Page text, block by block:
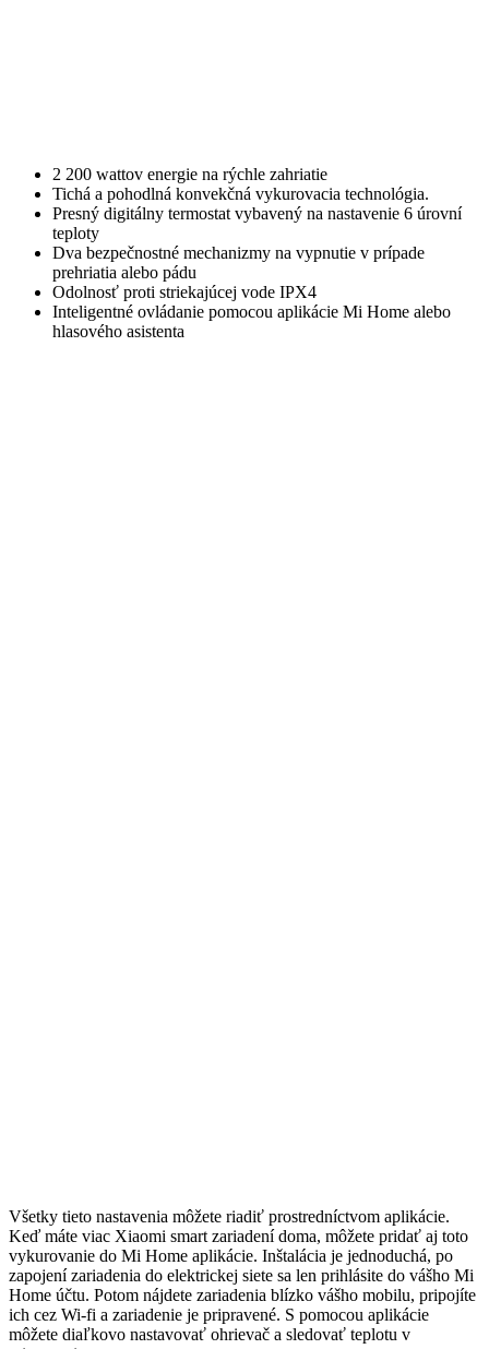
2 200 wattov energie na rýchle zahriatie
Tichá a pohodlná konvekčná vykurovacia technológia.
Presný digitálny termostat vybavený na nastavenie 6 úrovní
teploty
Dva bezpečnostné mechanizmy na vypnutie v prípade
prehriatia alebo pádu
Odolnosť proti striekajúcej vode IPX4
Inteligentné ovládanie pomocou aplikácie Mi Home alebo
hlasového asistenta
Všetky tieto nastavenia môžete riadiť prostredníctvom aplikácie.
Keď máte viac Xiaomi smart zariadení doma, môžete pridať aj toto
vykurovanie do Mi Home aplikácie. Inštalácia je jednoduchá, po
zapojení zariadenia do elektrickej siete sa len prihlásite do vášho Mi
Home účtu. Potom nájdete zariadenia blízko vášho mobilu, pripojíte
ich cez Wi-fi a zariadenie je pripravené. S pomocou aplikácie
môžete diaľkovo nastavovať ohrievač a sledovať teplotu v